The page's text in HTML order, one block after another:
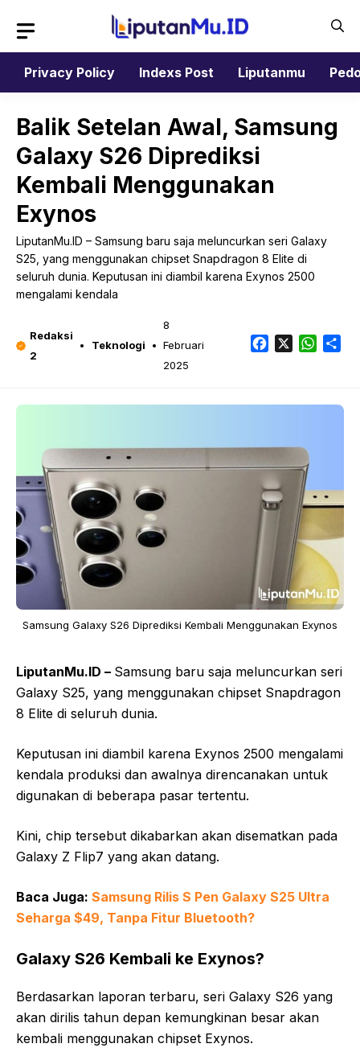
isi
Privacy Policy
Indexs Post Liputanmu
Balik Setelan Awal, Samsung
Galaxy S26 Diprediksi
Kembali Menggunakan
Exynos
LiputanMu.ID – Samsung baru saja meluncurkan seri Galaxy
S25, yang menggunakan chipset Snapdragon 8 Elite di
seluruh dunia. Keputusan ini diambil karena Exynos 2500
mengalami kendala
Redaksi
2
Teknologi
8
Februari
2025
Facebook
Samsung Galaxy S26 Diprediksi Kembali Menggunakan Exynos
LiputanMu.ID – Samsung baru saja meluncurkan seri
Galaxy S25, yang menggunakan chipset Snapdragon
8 Elite di seluruh dunia.
Keputusan ini diambil karena Exynos 2500 mengalami
kendala produksi dan awalnya direncanakan untuk
digunakan di beberapa pasar tertentu.
Kini, chip tersebut dikabarkan akan disematkan pada
Galaxy Z Flip7 yang akan datang.
Baca Juga: Samsung Rilis S Pen Galaxy S25 Ultra
Seharga $49, Tanpa Fitur Bluetooth?
Galaxy S26 Kembali ke Exynos?
Berdasarkan laporan terbaru, seri Galaxy S26 yang
akan dirilis tahun depan kemungkinan besar akan
kembali menggunakan chipset Exynos.